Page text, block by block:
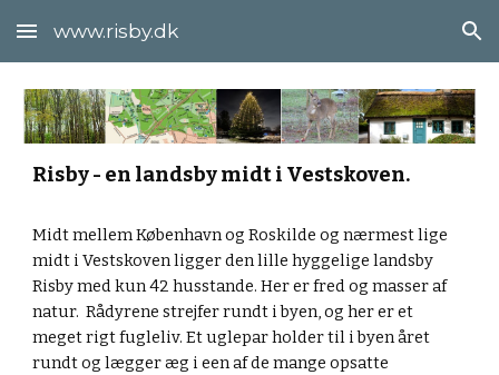
Skip to main content Skip to navigation
www.risby.dk
Risby - en landsby midt i Vestskoven.
Midt mellem København og Roskilde og nærmest lige
midt i Vestskoven ligger den lille hyggelige landsby
Risby med kun 42 husstande. Her er fred og masser af
natur. Rådyrene strejfer rundt i byen, og her er et
meget rigt fugleliv. Et uglepar holder til i byen året
rundt og lægger æg i een af de mange opsatte